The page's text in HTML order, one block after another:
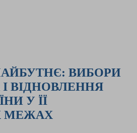
ВИБОРИ
ВІДНОВЛЕННЯ
У ЇЇ
МЕЖАХ